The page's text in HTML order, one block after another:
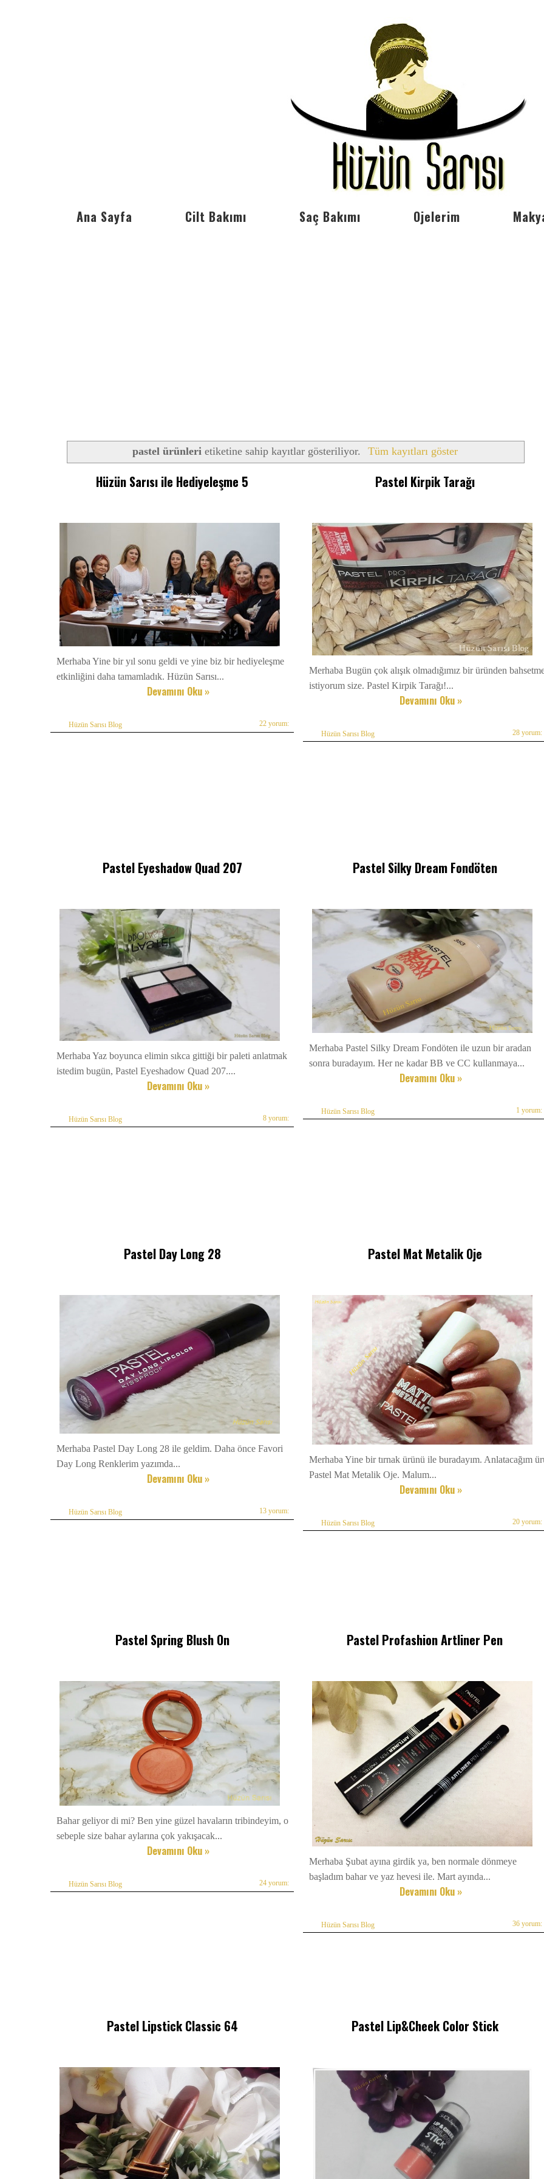
Ana Sayfa Cilt Bakımı Saç Bakımı Ojelerim
pastel ürünlerietiketine sahip kayıtlar gösteriliyor. Tüm kayıtları göster
Hüzün Sarısı ile Hediyeleşme 5
Merhaba Yine bir yıl sonu geldi ve yine biz bir hediyeleşme
etkinliğini daha tamamladık. Hüzün Sarısı...
Devamını Oku »
Hüzün Sarısı Blog 22 yorum:
Pastel Kirpik Tarağı
Merhaba Bugün çok alışık olmadığımız bir üründen
istiyorum size. Pastel Kirpik Tarağı!...
Devamını Oku »
Hüzün Sarısı Blog 28 yorum:
Pastel Eyeshadow Quad 207
Merhaba Yaz boyunca elimin sıkca gittiği bir paleti anlatmak
istedim bugün, Pastel Eyeshadow Quad 207....
Devamını Oku »
Hüzün Sarısı Blog 8 yorum:
Pastel Silky Dream Fondöten
Merhaba Pastel Silky Dream Fondöten ile uzun bir aradan
sonra buradayım. Her ne kadar BB ve CC kullanmaya...
Devamını Oku »
Hüzün Sarısı Blog 1 yorum:
Pastel Day Long 28
Merhaba Pastel Day Long 28 ile geldim. Daha önce Favori
Day Long Renklerim yazımda...
Devamını Oku »
Hüzün Sarısı Blog 13 yorum:
Pastel Mat Metalik Oje
Merhaba Yine bir tırnak ürünü ile buradayım. Anlatacağım
Pastel Mat Metalik Oje. Malum...
Devamını Oku »
Hüzün Sarısı Blog 20 yorum:
Pastel Spring Blush On
Bahar geliyor di mi? Ben yine güzel havaların tribindeyim, o
sebeple size bahar aylarına çok yakışacak...
Devamını Oku »
Hüzün Sarısı Blog 24 yorum:
Pastel Profashion Artliner Pen
Merhaba Şubat ayına girdik ya, ben normale dönmeye
başladım bahar ve yaz hevesi ile. Mart ayında...
Devamını Oku »
Hüzün Sarısı Blog 36 yorum:
Pastel Lipstick Classic 64 Pastel Lip&Cheek Color Stick